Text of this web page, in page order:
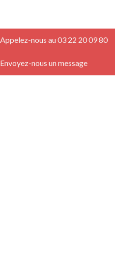
Appelez-nous au 03 22 20 09 80
Envoyez-nous un message